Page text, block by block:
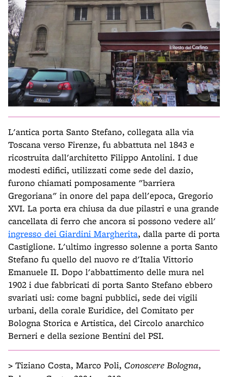
L'antica porta Santo Stefano, collegata alla via
Toscana verso Firenze, fu abbattuta nel 1843 e
ricostruita dall'architetto Filippo Antolini. I due
modesti edifici, utilizzati come sede del dazio,
furono chiamati pomposamente "barriera
Gregoriana" in onore del papa dell'epoca, Gregorio
XVI. La porta era chiusa da due pilastri e una grande
cancellata di ferro che ancora si possono vedere all'
ingresso dei Giardini Margherita, dalla parte di porta
Castiglione. L'ultimo ingresso solenne a porta Santo
Stefano fu quello del nuovo re d'Italia Vittorio
Emanuele II. Dopo l'abbattimento delle mura nel
1902 i due fabbricati di porta Santo Stefano ebbero
svariati usi: come bagni pubblici, sede dei vigili
urbani, della corale Euridice, del Comitato per
Bologna Storica e Artistica, del Circolo anarchico
Berneri e della sezione Bentini del PSI.
> Tiziano Costa, Marco Poli, Conoscere Bologna,